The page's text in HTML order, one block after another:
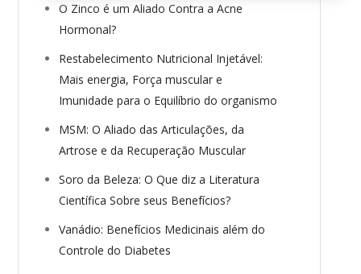
O Zinco é um Aliado Contra a Acne
Hormonal?
Restabelecimento Nutricional Injetável:
Mais energia, Força muscular e
Imunidade para o Equilíbrio do organismo
MSM: O Aliado das Articulações, da
Artrose e da Recuperação Muscular
Soro da Beleza: O Que diz a Literatura
Científica Sobre seus Benefícios?
Vanádio: Benefícios Medicinais além do
Controle do Diabetes